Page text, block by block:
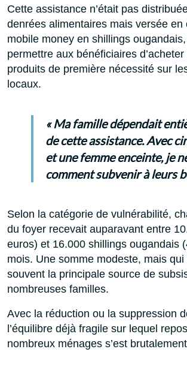
Cette assistance n’était pas
denrées alimentaires mais versée en
mobile money en shillings
permettre aux bénéficiaires
produits de première nécessité sur
locaux.
« Ma famille dépendait
de cette assistance. Avec
et une femme enceinte, je
comment subvenir à leurs
Selon la catégorie de vulnérabilité,
du foyer recevait auparavant entre
euros) et 16.000 shillings ougandais
mois. Une somme modeste, mais
souvent la principale source de
nombreuses familles.
Avec la réduction ou la suppression
l’équilibre déjà fragile sur lequel
nombreux ménages s’est